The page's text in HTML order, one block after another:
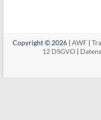
Copyright © 2026 |AWF |
12 DSGVO|